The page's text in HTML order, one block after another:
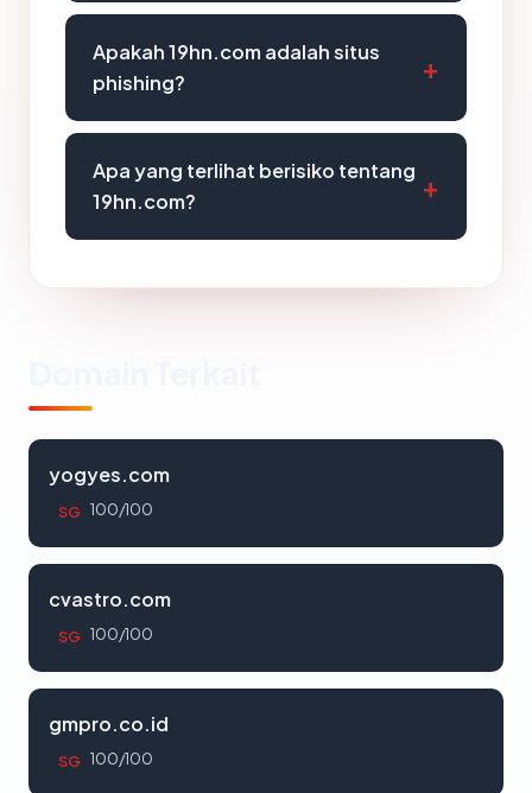
Apakah 19hn.com adalah situs
phishing?
Apa yang terlihat berisiko tentang
19hn.com?
yogyes.com
SG 100/100
cvastro.com
SG 100/100
gmpro.co.id
SG 100/100